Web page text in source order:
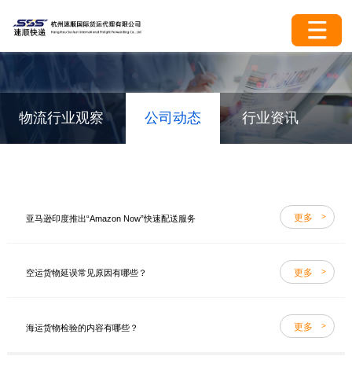
物流行业观察 公司动态 行业资讯
亚马逊印度推出“Amazon Now”快速配送服务 更多
空运货物延误常见原因有哪些？ 更多
海运货物检验的内容有哪些？ 更多